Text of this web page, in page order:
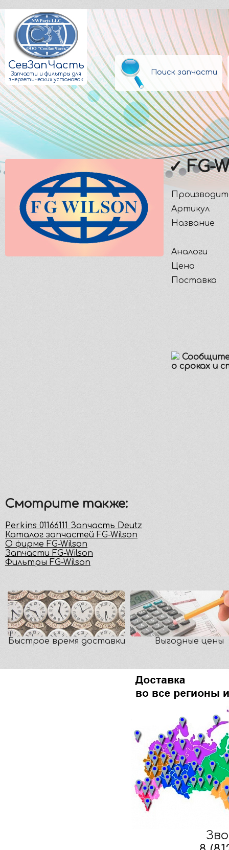
СевЗапЧасть
Запчасти и фильтры для
энергетических установок
Поиск запчасти
✓ FG-
Артикул
Название
Аналоги
Цена
Поставка
о сроках и
Смотрите также:
Perkins 01166111 Запчасть Deutz
Каталог запчастей FG-Wilson
О фирме FG-Wilson
Запчасти FG-Wilson
Фильтры FG-Wilson
Быстрое время доставки Выгодные цены